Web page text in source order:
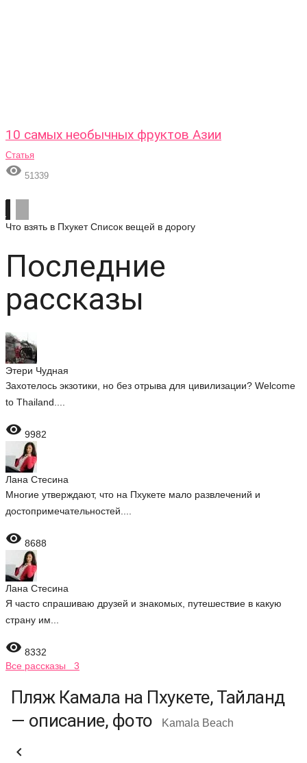
10 самых необычных фруктов Азии
Статья
 51339
Что взять в Пхукет Список вещей в дорогу
Последние
рассказы
Этери Чудная
Захотелось экзотики, но без отрыва для цивилизации? Welcome
to Thailand....
 9982
Лана Стесина
Многие утверждают, что на Пхукете мало развлечений и
достопримечательностей....
 8688
Лана Стесина
Я часто спрашиваю друзей и знакомых, путешествие в какую
страну им...
 8332
Все рассказы 3
Пляж Камала на Пхукете, Тайланд
— описание, фото
Kamala Beach
